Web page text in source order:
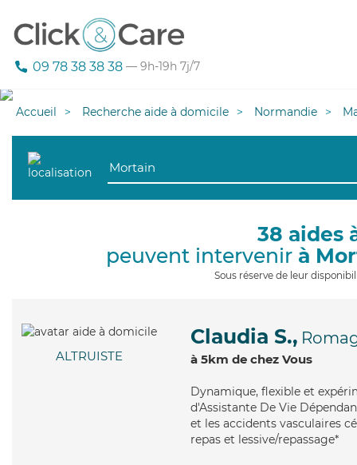
09 78 38 38 38 — 9h-19h 7j/7
Accueil Recherche aide à domicile Normandie
38 aides
peuvent intervenir à
Sous réserve de leur
ALTRUISTE
Claudia S.,
à 5km de chez Vous
Dynamique, flexible et
d'Assistante De Vie
et les accidents vasculaires
repas et lessive/repassage*